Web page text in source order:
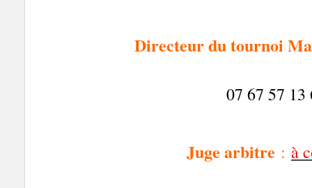
Directeur du tournoi
07 67 57 13
Juge arbitre : à